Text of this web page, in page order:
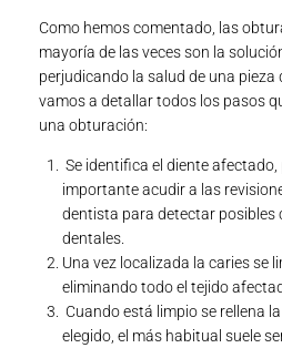
Como hemos comentado, las
mayoría de las veces son la
perjudicando la salud de una
vamos a detallar todos los pasos
una obturación:
Se identifica el diente
importante acudir a las
dentista para detectar posibles
dentales.
Una vez localizada la caries se
eliminando todo el tejido
Cuando está limpio se rellena
elegido, el más habitual suele